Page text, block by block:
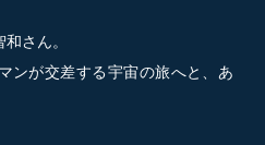
さん。
ンが交差する宇宙の旅へと、あ